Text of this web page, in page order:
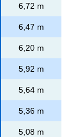
6,72 m
6,47 m
6,20 m
5,92 m
5,64 m
5,36 m
5,08 m